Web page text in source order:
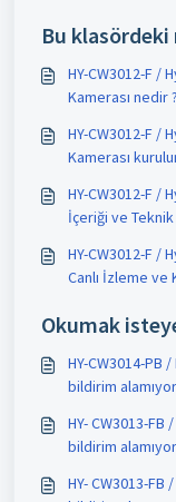
Bu
HY-CW3012-F /
Kamerası nedir ?
HY-CW3012-F /
Kamerası
HY-CW3012-F /
İçeriği ve
HY-CW3012-F /
Canlı İzleme ve
Okumak
HY-CW3014-PB
bildirim
HY- CW3013-
bildirim
HY- CW3013-